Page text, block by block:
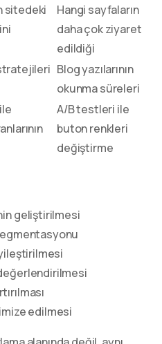
sitedeki
Hangi sayfaların
daha çok ziyaret
edildiği
Blog yazılarının
okunma süreleri
A/B testleri ile
buton renkleri
değiştirme
geliştirilmesi
edilmesi